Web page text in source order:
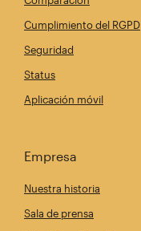
Cumplimiento del RGPD
Seguridad
Status
Aplicación móvil
Empresa
Nuestra historia
Sala de prensa